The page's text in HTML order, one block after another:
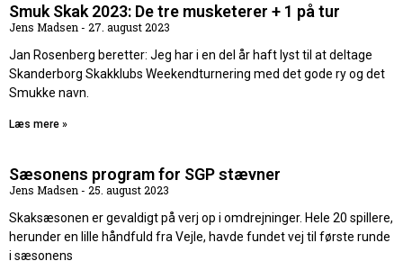
Smuk Skak 2023: De tre musketerer + 1 på tur
Jens Madsen
27. august 2023
Jan Rosenberg beretter: Jeg har i en del år haft lyst til at deltage
Skanderborg Skakklubs Weekendturnering med det gode ry og det
Smukke navn.
Læs mere »
Sæsonens program for SGP stævner
Jens Madsen
25. august 2023
Skaksæsonen er gevaldigt på verj op i omdrejninger. Hele 20 spillere,
herunder en lille håndfuld fra Vejle, havde fundet vej til første runde
i sæsonens